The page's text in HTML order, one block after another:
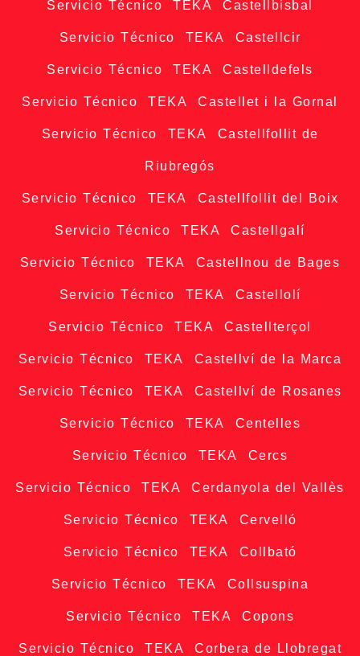
Servicio Técnico TEKA Castellbisbal
Servicio Técnico TEKA Castellcir
Servicio Técnico TEKA Castelldefels
Servicio Técnico TEKA Castellet i la Gornal
Servicio Técnico TEKA Castellfollit de
Riubregós
Servicio Técnico TEKA Castellfollit del Boix
Servicio Técnico TEKA Castellgalí
Servicio Técnico TEKA Castellnou de Bages
Servicio Técnico TEKA Castellolí
Servicio Técnico TEKA Castellterçol
Servicio Técnico TEKA Castellví de la Marca
Servicio Técnico TEKA Castellví de Rosanes
Servicio Técnico TEKA Centelles
Servicio Técnico TEKA Cercs
Servicio Técnico TEKA Cerdanyola del Vallès
Servicio Técnico TEKA Cervelló
Servicio Técnico TEKA Collbató
Servicio Técnico TEKA Collsuspina
Servicio Técnico TEKA Copons
Servicio Técnico TEKA Corbera de Llobregat